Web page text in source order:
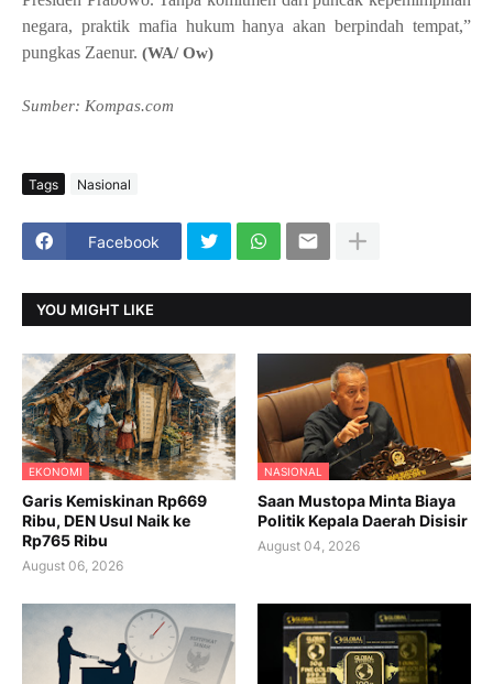
negara, praktik mafia hukum hanya akan berpindah tempat,”
pungkas Zaenur. (WA/ Ow)
Sumber: Kompas.com
Tags Nasional
Facebook
YOU MIGHT LIKE
EKONOMI
Garis Kemiskinan Rp669
Ribu, DEN Usul Naik ke
Rp765 Ribu
August 06, 2026
NASIONAL
Saan Mustopa Minta Biaya
Politik Kepala Daerah Disisir
August 04, 2026